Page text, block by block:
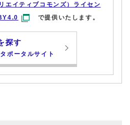
エイティブコモンズ）ライセン
で提供いたします。
探す
ポータルサイト